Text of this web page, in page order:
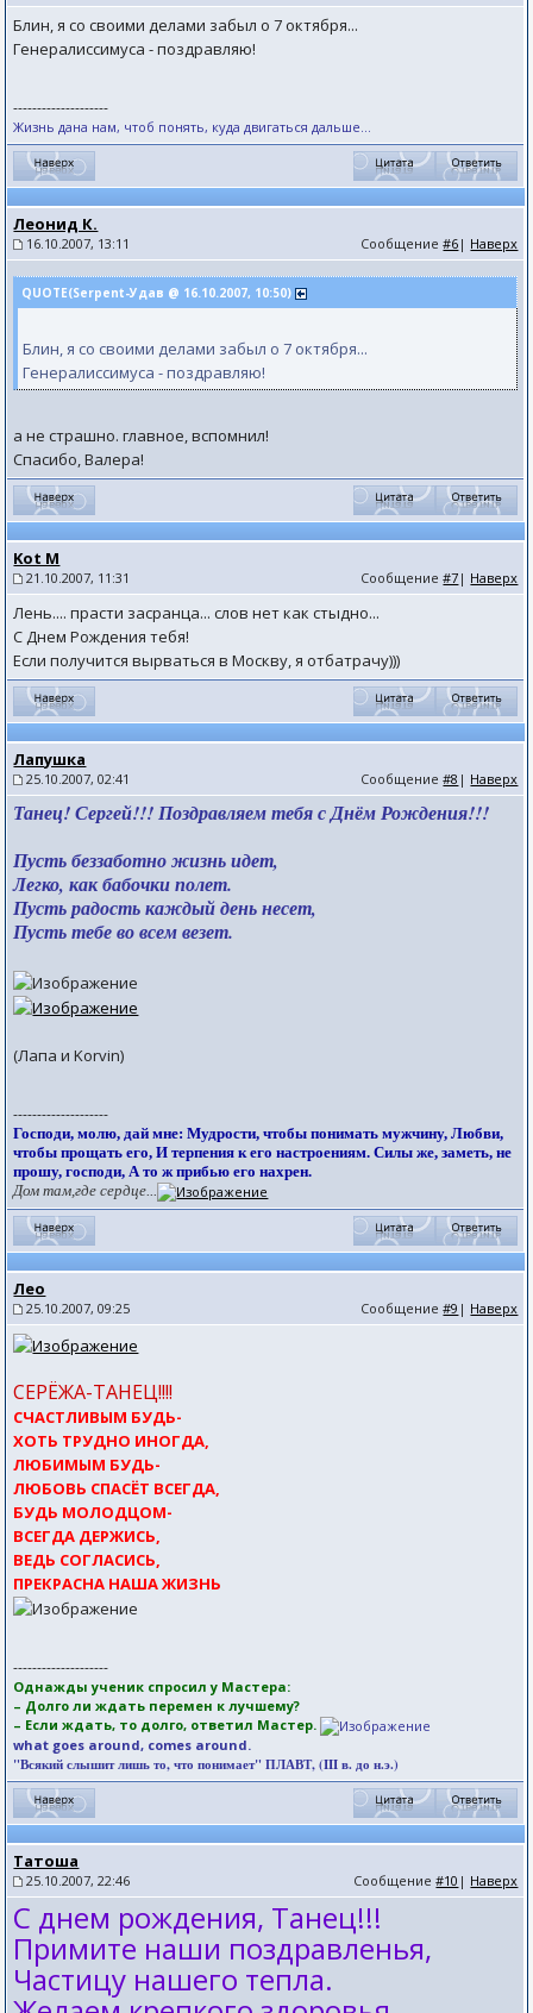
Блин, я со своими делами забыл о 7 октября...
Генералиссимуса - поздравляю!
--------------------
Жизнь дана нам, чтоб понять, куда двигаться дальше...
Леонид К.
16.10.2007, 13:11 Сообщение#6 | Наверх
QUOTE(Serpent-Удав @ 16.10.2007, 10:50)
Блин, я со своими делами забыл о 7 октября...
Генералиссимуса - поздравляю!
а не страшно. главное, вспомнил!
Спасибо, Валера!
Kot M
21.10.2007, 11:31 Сообщение#7 | Наверх
Лень.... прасти засранца... слов нет как стыдно...
С Днем Рождения тебя!
Если получится вырваться в Москву, я отбатрачу)))
Лапушка
25.10.2007, 02:41 Сообщение#8 | Наверх
Танец! Сергей!!! Поздравляем тебя с Днём Рождения!!!
Пусть беззаботно жизнь идет,
Легко, как бабочки полет.
Пусть радость каждый день несет,
Пусть тебе во всем везет.
(Лапа и Korvin)
--------------------
Господи, молю, дай мне: Мудрости, чтобы понимать мужчину, Любви,
чтобы прощать его, И терпения к его настроениям. Силы же, заметь, не
прошу, господи, А то ж прибью его нахрен.
Дом там,где сердце...
Лео
25.10.2007, 09:25 Сообщение#9 | Наверх
СЕРЁЖА-ТАНЕЦ!!!!
СЧАСТЛИВЫМ БУДЬ-
ХОТЬ ТРУДНО ИНОГДА,
ЛЮБИМЫМ БУДЬ-
ЛЮБОВЬ СПАСЁТ ВСЕГДА,
БУДЬ МОЛОДЦОМ-
ВСЕГДА ДЕРЖИСЬ,
ВЕДЬ СОГЛАСИСЬ,
ПРЕКРАСНА НАША ЖИЗНЬ
--------------------
Однажды ученик спросил у Мастера:
– Долго ли ждать перемен к лучшему?
– Если ждать, то долго, ответил Мастер.
what goes around, comes around.
"Всякий слышит лишь то, что понимает" ПЛАВТ, (III в. до н.э.)
Татоша
25.10.2007, 22:46 Сообщение#10 | Наверх
С днем рождения, Танец!!!
Примите наши поздравленья,
Частицу нашего тепла.